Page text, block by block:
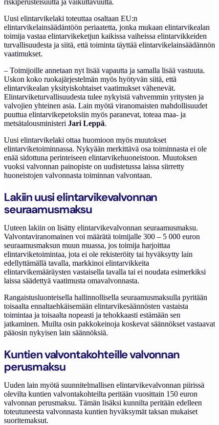
riskiperusteisuutta ja vaikuttavuutta.
Uusi elintarvikelaki toteuttaa osaltaan EU:n
elintarvikelainsäädäntöön periaatetta, jonka mukaan elintarvikealan
toimija vastaa elintarvikeketjun kaikissa vaiheissa elintarvikkeiden
turvallisuudesta ja siitä, että toiminta täyttää elintarvikelainsäädännön
vaatimukset.
– Toimijoille annetaan nyt lisää vapautta ja samalla lisää vastuuta.
Uskon koko ruokajärjestelmän myös hyötyvän siitä, että
elintarvikealan yksityiskohtaiset vaatimukset vähenevät.
Elintarviketurvallisuudesta tulee nykyistä vahvemmin yritysten ja
valvojien yhteinen asia. Lain myötä viranomaisten mahdollisuudet
puuttua elintarvikepetoksiin myös paranevat, toteaa maa- ja
metsätalousministeri Jari Leppä.
Uusi elintarvikelaki ottaa huomioon myös muutokset
elintarviketoiminnassa. Nykyään merkittävä osa toiminnasta ei ole
enää sidottuna perinteiseen elintarvikehuoneistoon. Muutoksen
vuoksi valvonnan painopiste on uudistetussa laissa siirretty
huoneistojen valvonnasta toiminnan valvontaan.
Lakiin uusi elintarvikevalvonnan
seuraamusmaksu
Uuteen lakiin on lisätty elintarvikevalvonnan seuraamusmaksu.
Valvontaviranomainen voi määrätä toimijalle 300 – 5 000 euron
seuraamusmaksun muun muassa, jos toimija harjoittaa
elintarviketoimintaa, jota ei ole rekisteröity tai hyväksytty lain
edellyttämällä tavalla, markkinoi elintarvikkeita
elintarvikemääräysten vastaisella tavalla tai ei noudata esimerkiksi
laissa säädettyä vaatimusta omavalvonnasta.
Rangaistusluonteisella hallinnollisella seuraamusmaksulla pyritään
toisaalta ennaltaehkäisemään elintarvikesäännösten vastaista
toimintaa ja toisaalta nopeasti ja tehokkaasti estämään sen
jatkaminen. Muilta osin pakkokeinoja koskevat säännökset vastaavat
pääosin nykyisen lain säännöksiä.
Kuntien valvontakohteille valvonnan
perusmaksu
Uuden lain myötä suunnitelmallisen elintarvikevalvonnan piirissä
olevilta kuntien valvontakohteilta peritään vuosittain 150 euron
valvonnan perusmaksu. Tämän lisäksi kunnilta peritään edelleen
toteutuneesta valvonnasta kuntien hyväksymät taksan mukaiset
suoritemaksut.